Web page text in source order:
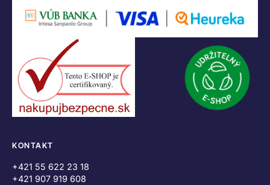
KONTAKT
+421 55 622 23 18
+421 907 919 608